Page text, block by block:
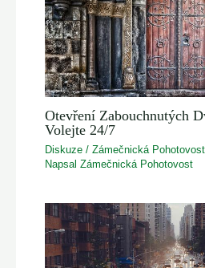
Otevření Zabouchnutých
Volejte 24/7
Diskuze /Zámečnická
NapsalZámečnická Pohotovost